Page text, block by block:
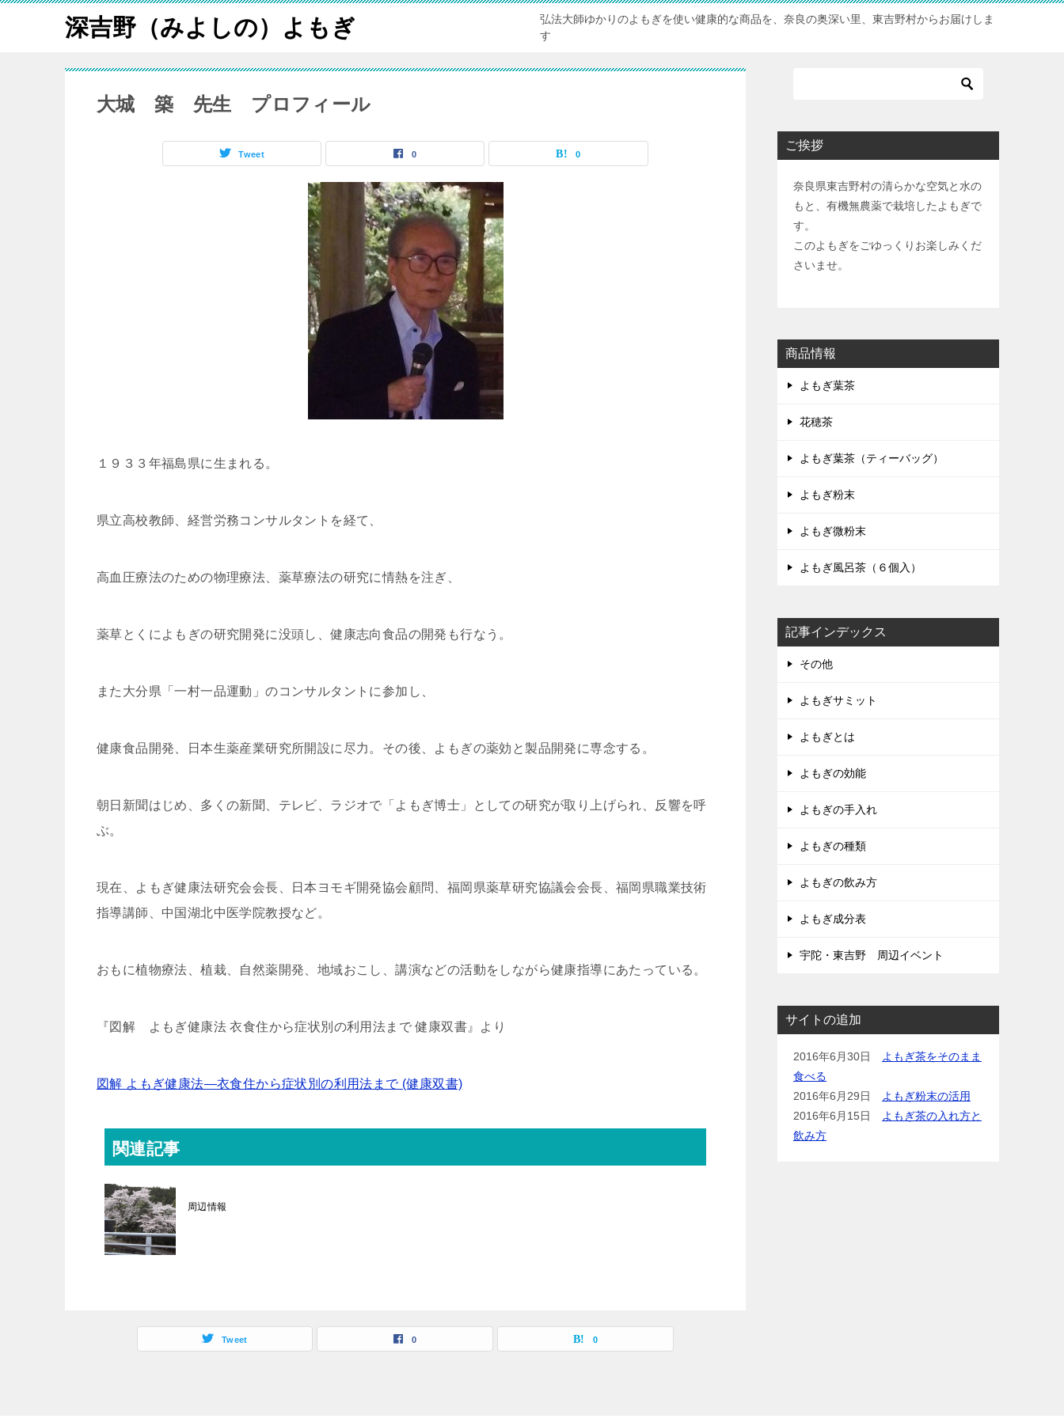
深吉野（みよしの）よもぎ
弘法大師ゆかりのよもぎを使い健康的な商品を、奈良の奥深い里、東吉野村からお届けしま
す
大城 築 先生 プロフィール
Tweet 0 0
１９３３年福島県に生まれる。
県立高校教師、経営労務コンサルタントを経て、
高血圧療法のための物理療法、薬草療法の研究に情熱を注ぎ、
薬草とくによもぎの研究開発に没頭し、健康志向食品の開発も行なう。
また大分県「一村一品運動」のコンサルタントに参加し、
健康食品開発、日本生薬産業研究所開設に尽力。その後、よもぎの薬効と製品開発に専念する。
朝日新聞はじめ、多くの新聞、テレビ、ラジオで「よもぎ博士」としての研究が取り上げられ、反響を呼
ぶ。
現在、よもぎ健康法研究会会長、日本ヨモギ開発協会顧問、福岡県薬草研究協議会会長、福岡県職業技術
指導講師、中国湖北中医学院教授など。
おもに植物療法、植栽、自然薬開発、地域おこし、講演などの活動をしながら健康指導にあたっている。
『図解 よもぎ健康法 衣食住から症状別の利用法まで 健康双書』より
図解 よもぎ健康法―衣食住から症状別の利用法まで (健康双書)
関連記事
周辺情報
Tweet 0 0
ご挨拶
奈良県東吉野村の清らかな空気と水の
もと、有機無農薬で栽培したよもぎで
す。
このよもぎをごゆっくりお楽しみくだ
さいませ。
商品情報
よもぎ葉茶
花穂茶
よもぎ葉茶（ティーバッグ）
よもぎ粉末
よもぎ微粉末
よもぎ風呂茶（６個入）
記事インデックス
その他
よもぎサミット
よもぎとは
よもぎの効能
よもぎの手入れ
よもぎの種類
よもぎの飲み方
よもぎ成分表
宇陀・東吉野 周辺イベント
サイトの追加
2016年6月30日
よもぎ茶をそのまま
食べる
2016年6月29日
よもぎ粉末の活用
2016年6月15日
よもぎ茶の入れ方と
飲み方